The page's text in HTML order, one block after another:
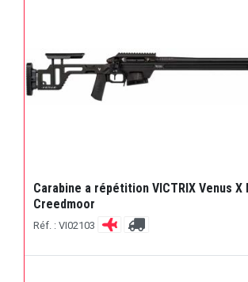
Carabine a répétition VICTRIX Venus X
Creedmoor
Réf. : VI02103